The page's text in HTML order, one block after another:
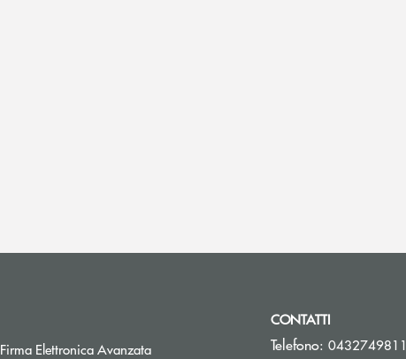
Firma Elettronica Avanzata
CONTATTI
Telefono: 0432749811